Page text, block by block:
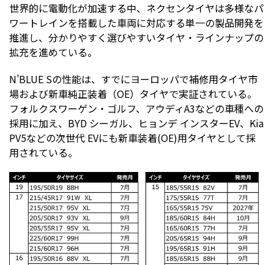
世界的に電動化が加速する中、ネクセンタイヤは多様なパ
ワートレインを搭載した車両に対応する単一の製品開発を
推進し、分かりやすく選びやすいタイヤ・ラインナップの
拡充を進めている。
N’BLUE Sの性能は、すでにヨーロッパで補修用タイヤ市
場および新車純正装着（OE）タイヤで実証されている。
フォルクスワーゲン・ゴルフ、アウディA3などの車種への
採用に加え、BYD シーガル、ヒョンデ インスターEV、Kia
PV5などの次世代 EVにも新車装着(OE)用タイヤとして採
用されている。